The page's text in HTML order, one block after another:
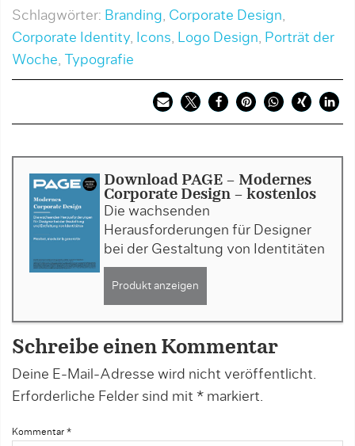
Schlagwörter: Branding, Corporate Design,
Corporate Identity, Icons, Logo Design, Porträt der
Woche, Typografie
Download PAGE - Modernes
Corporate Design - kostenlos
Die wachsenden
Herausforderungen für Designer
bei der Gestaltung von Identitäten
Produkt anzeigen
Schreibe einen Kommentar
Deine E-Mail-Adresse wird nicht veröffentlicht.
Erforderliche Felder sind mit * markiert.
Kommentar *